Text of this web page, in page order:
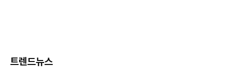
트렌드뉴스